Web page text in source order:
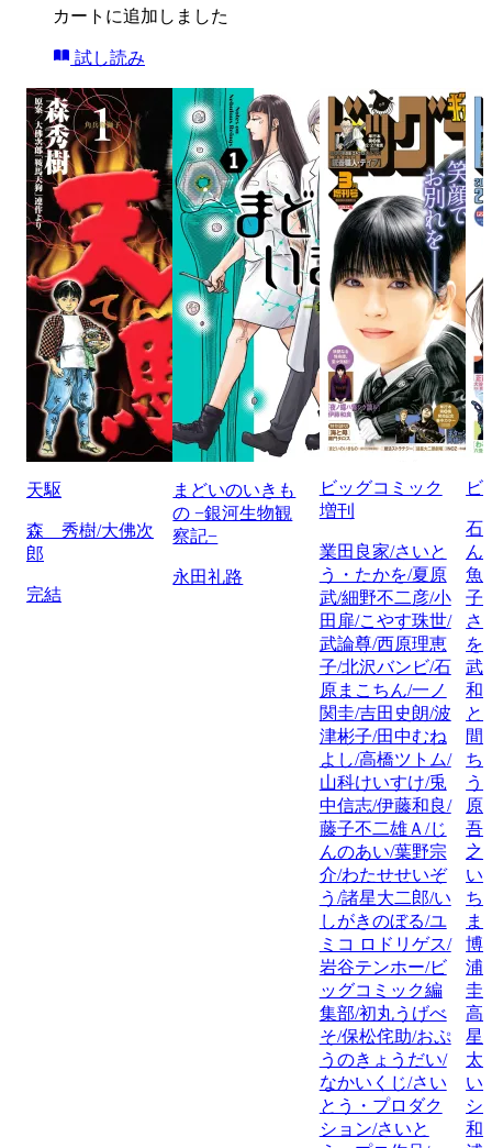
カートに追加しました
試し読み
天駆
森 秀樹/大佛次
郎
完結
まどいのいきも
の −銀河生物観
察記−
永田礼路
ビッグコミック
増刊
業田良家/さいと
う・たかを/夏原
武/細野不二彦/小
田扉/こやす珠世/
武論尊/西原理恵
子/北沢バンビ/石
原まこちん/一ノ
関圭/吉田史朗/波
津彬子/田中むね
よし/高橋ツトム/
山科けいすけ/兎
中信志/伊藤和良/
藤子不二雄Ａ/じ
んのあい/葉野宗
介/わたせせいぞ
う/諸星大二郎/い
しがきのぼる/ユ
ミコ ロドリゲス/
岩谷テンホー/ビ
ッグコミック編
集部/初丸うげべ
そ/保松侘助/おぷ
うのきょうだい/
なかいくじ/さい
とう・プロダク
ション/さいと
ビ
石
ん
魚
子
さ
を
武/
和
と
間
ち
う
原
吾/
之
い
ち
ま
博/
浦
圭/
高
星/
太
い
シ
和